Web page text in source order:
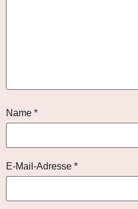
Name *
E-Mail-Adresse *